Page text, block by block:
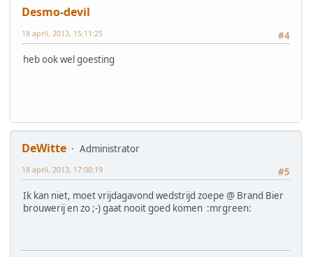
Desmo-devil
#4
18 april, 2013, 15:11:25
heb ook wel goesting
DeWitte
Administrator
#5
18 april, 2013, 17:00:19
Ik kan niet, moet vrijdagavond wedstrijd zoepe @ Brand Bier
brouwerij en zo ;-) gaat nooit goed komen :mrgreen: